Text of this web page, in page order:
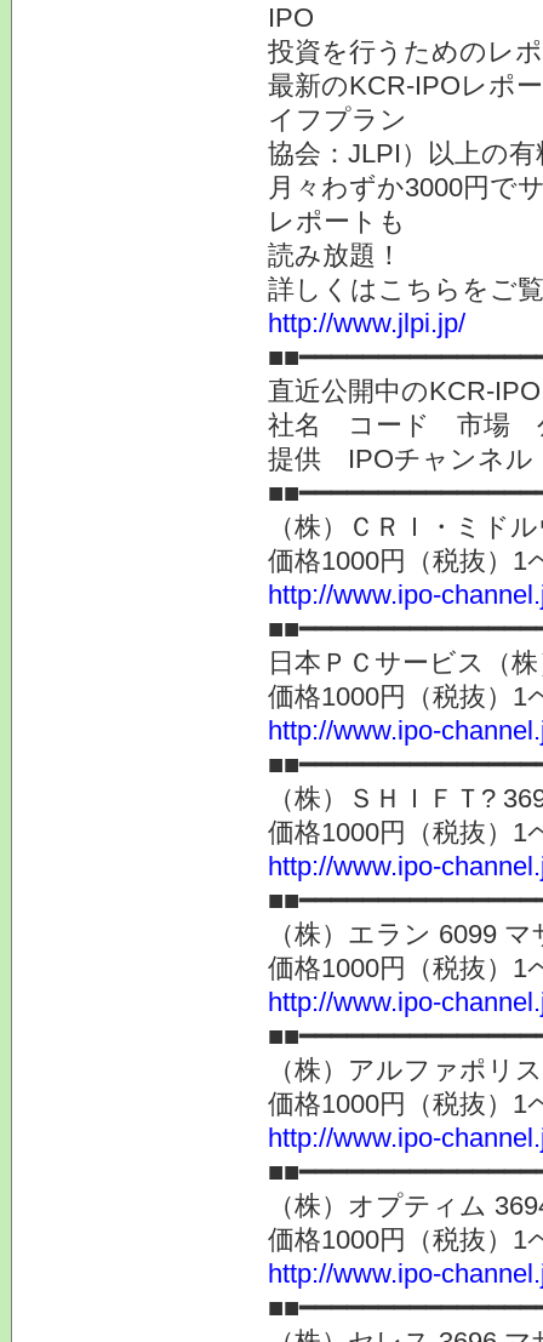
IPO
投資を行うためのレ
最新のKCR-IPOレポ
イフプラン
協会：JLPI）以上の
月々わずか3000円で
レポートも
読み放題！
詳しくはこちらをご
http://www.jlpi.jp/
直近公開中の
社名 コード 市場
提供 IPOチャンネ
（株）ＣＲＩ・ミド
価格1000円（税抜）1
http://www.ipo-
日本ＰＣサービス（
価格1000円（税抜）1
http://www.ipo-
（株）ＳＨＩＦＴ?
価格1000円（税抜）1
http://www.ipo-
（株）エラン 6099
価格1000円（税抜）1
http://www.ipo-
（株）アルファポリ
価格1000円（税抜）1
http://www.ipo-
（株）オプティム
価格1000円（税抜）1
http://www.ipo-